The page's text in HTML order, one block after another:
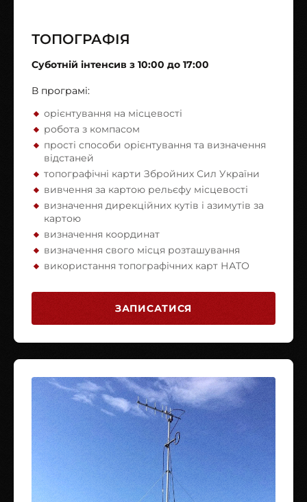
ТОПОГРАФІЯ
Суботній інтенсив з 10:00 до 17:00
В програмі:
орієнтування на місцевості
робота з компасом
прості способи орієнтування та визначення
відстаней
топографічні карти Збройних Сил України
вивчення за картою рельєфу місцевості
визначення дирекційних кутів і азимутів за
картою
визначення координат
визначення свого місця розташування
використання топографічних карт НАТО
ЗАПИСАТИСЯ